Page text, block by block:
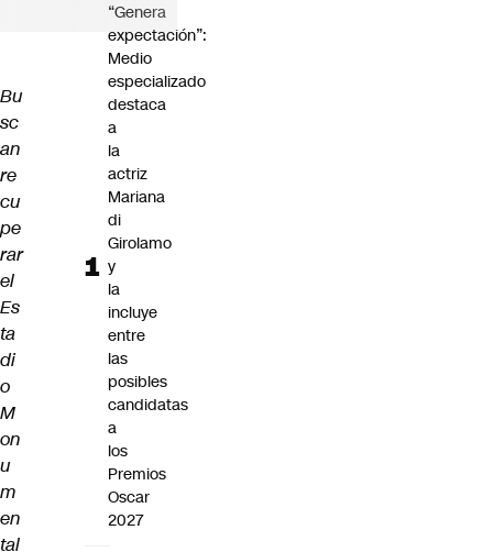
Bu
sc
an
re
cu
pe
rar
el
Es
ta
di
o
M
on
u
m
en
tal
“Genera
expectación”:
Medio
especializado
destaca
a
la
actriz
Mariana
di
Girolamo
y
la
incluye
entre
las
posibles
candidatas
a
los
Premios
Oscar
2027